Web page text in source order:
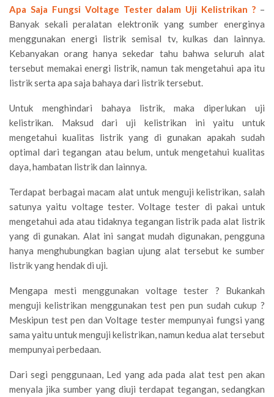
Apa Saja Fungsi Voltage Tester dalam Uji Kelistrikan ? –
Banyak sekali peralatan elektronik yang sumber energinya
menggunakan energi listrik semisal tv, kulkas dan lainnya.
Kebanyakan orang hanya sekedar tahu bahwa seluruh alat
tersebut memakai energi listrik, namun tak mengetahui apa itu
listrik serta apa saja bahaya dari listrik tersebut.
Untuk menghindari bahaya listrik, maka diperlukan uji
kelistrikan. Maksud dari uji kelistrikan ini yaitu untuk
mengetahui kualitas listrik yang di gunakan apakah sudah
optimal dari tegangan atau belum, untuk mengetahui kualitas
daya, hambatan listrik dan lainnya.
Terdapat berbagai macam alat untuk menguji kelistrikan, salah
satunya yaitu voltage tester. Voltage tester di pakai untuk
mengetahui ada atau tidaknya tegangan listrik pada alat listrik
yang di gunakan. Alat ini sangat mudah digunakan, pengguna
hanya menghubungkan bagian ujung alat tersebut ke sumber
listrik yang hendak di uji.
Mengapa mesti menggunakan voltage tester ? Bukankah
menguji kelistrikan menggunakan test pen pun sudah cukup ?
Meskipun test pen dan Voltage tester mempunyai fungsi yang
sama yaitu untuk menguji kelistrikan, namun kedua alat tersebut
mempunyai perbedaan.
Dari segi penggunaan, Led yang ada pada alat test pen akan
menyala jika sumber yang diuji terdapat tegangan, sedangkan